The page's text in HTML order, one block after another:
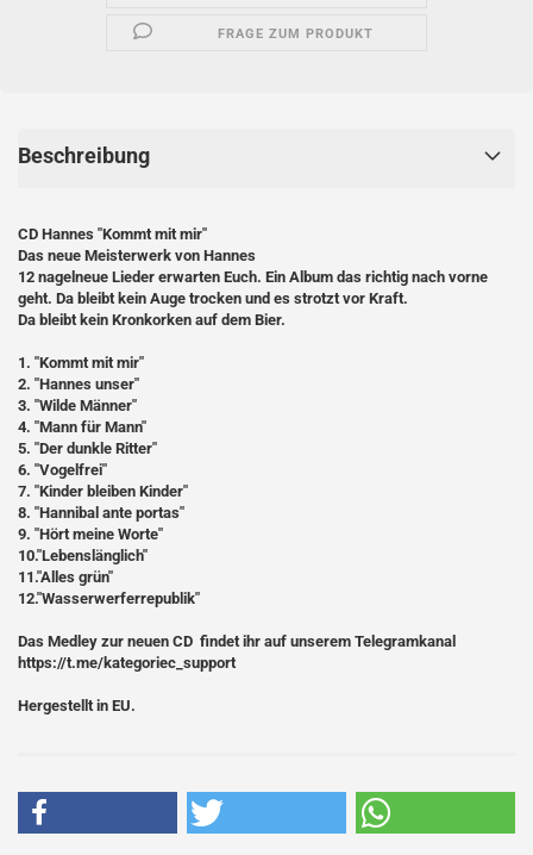
FRAGE ZUM PRODUKT
Beschreibung
CD Hannes "Kommt mit mir"
Das neue Meisterwerk von Hannes
12 nagelneue Lieder erwarten Euch. Ein Album das richtig nach vorne
geht. Da bleibt kein Auge trocken und es strotzt vor Kraft.
Da bleibt kein Kronkorken auf dem Bier.
1. "Kommt mit mir"
2. "Hannes unser"
3. "Wilde Männer"
4. "Mann für Mann"
5. "Der dunkle Ritter"
6. "Vogelfrei"
7. "Kinder bleiben Kinder"
8. "Hannibal ante portas"
9. "Hört meine Worte"
10."Lebenslänglich"
11."Alles grün"
12."Wasserwerferrepublik"
Das Medley zur neuen CD findet ihr auf unserem Telegramkanal
https://t.me/kategoriec_support
Hergestellt in EU.